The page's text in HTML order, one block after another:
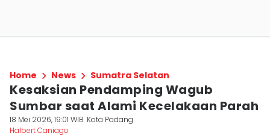
Home News Sumatra Selatan
Kesaksian Pendamping Wagub
Sumbar saat Alami Kecelakaan Parah
18 Mei 2026, 19:01 WIB Kota Padang
Halbert Caniago